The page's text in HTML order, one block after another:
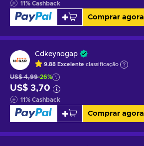
11% Cashback
Comprar agora
Cdkeynogap
9.88 Excelente classificação
US$ 4,99-26%
US$ 3,70
11% Cashback
Comprar agora